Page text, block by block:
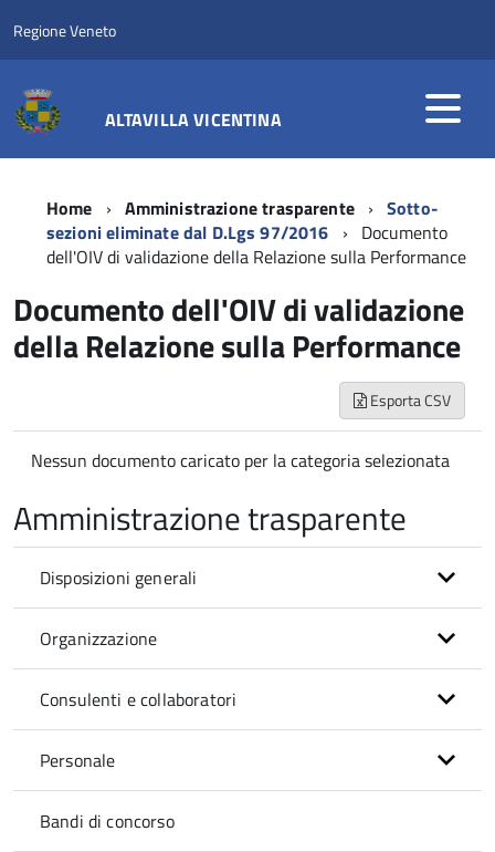
Regione Veneto
ALTAVILLA VICENTINA
Home Amministrazione trasparente
Sotto-
sezioni eliminate dal D.Lgs 97/2016
Documento
dell'OIV di validazione della Relazione sulla Performance
Documento dell'OIV di validazione
della Relazione sulla Performance
Esporta CSV
Nessun documento caricato per la categoria selezionata
Amministrazione trasparente
Disposizioni generali
Organizzazione
Consulenti e collaboratori
Personale
Bandi di concorso